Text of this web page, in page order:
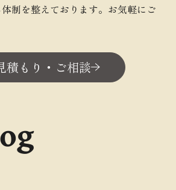
制を整えております。お気軽にご
積もり・ご相談